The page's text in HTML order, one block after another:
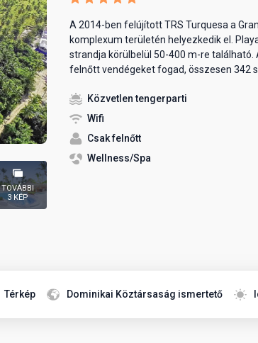
TOVÁBBI
3 KÉP
A 2014-ben felújított TRS Turquesa a
komplexum területén helyezkedik el.
strandja körülbelül 50-400 m-re található.
felnőtt vendégeket fogad, összesen 342
Közvetlen tengerparti
Wifi
Csak felnőtt
Wellness/Spa
Térkép Dominikai Köztársaság ismertető